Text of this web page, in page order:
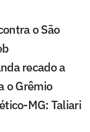
o São
recado a
o Grêmio
MG: Taliari